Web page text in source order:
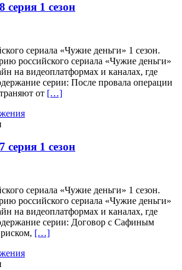
серия 1 сезон
сериала «Чужие деньги» 1 сезон.
российского сериала «Чужие деньги»
на видеоплатформах и каналах, где
серии: После провала операции
от […]
серия 1 сезон
сериала «Чужие деньги» 1 сезон.
российского сериала «Чужие деньги»
на видеоплатформах и каналах, где
серии: Договор с Сафиным
[…]